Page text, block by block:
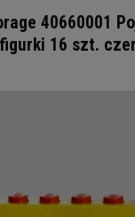
40660001
16 szt.